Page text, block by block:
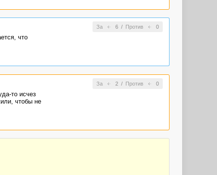
За 6/ Против 0
что
За 2/ Против 0
то исчез
чтобы не